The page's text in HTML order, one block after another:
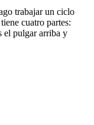
trabajar un ciclo
cuatro partes:
el pulgar arriba y